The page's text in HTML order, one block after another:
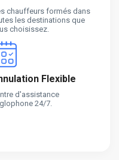
chauffeurs formés dans
les destinations que
choisissez.
Flexible
d'assistance
24/7.